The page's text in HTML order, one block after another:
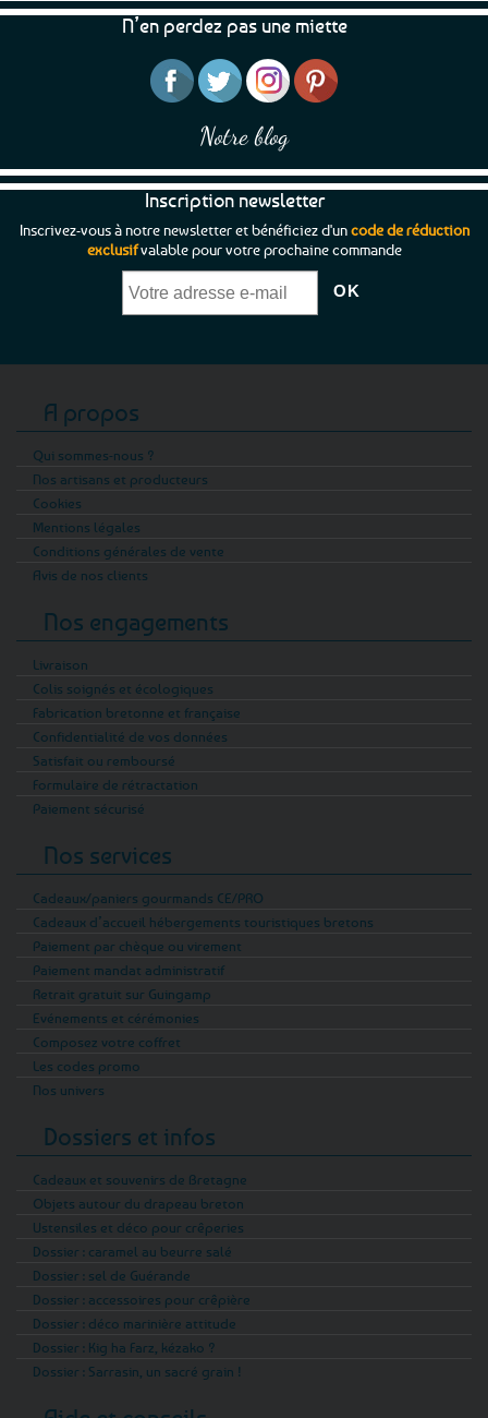
N’en perdez pas une miette
Notre blog
Inscription newsletter
Inscrivez-vous à notre newsletter et bénéficiez d'uncode de réduction
exclusifvalable pour votre prochaine commande
A propos
Qui sommes-nous ?
Nos artisans et producteurs
Cookies
Mentions légales
Conditions générales de vente
Avis de nos clients
Nos engagements
Livraison
Colis soignés et écologiques
Fabrication bretonne et française
Confidentialité de vos données
Satisfait ou remboursé
Formulaire de rétractation
Paiement sécurisé
Nos services
Cadeaux/paniers gourmands CE/PRO
Cadeaux d’accueil hébergements touristiques bretons
Paiement par chèque ou virement
Paiement mandat administratif
Retrait gratuit sur Guingamp
Evénements et cérémonies
Composez votre coffret
Les codes promo
Nos univers
Dossiers et infos
Cadeaux et souvenirs de Bretagne
Objets autour du drapeau breton
Ustensiles et déco pour crêperies
Dossier : caramel au beurre salé
Dossier : sel de Guérande
Dossier : accessoires pour crêpière
Dossier : déco marinière attitude
Dossier : Kig ha Farz, kézako ?
Dossier : Sarrasin, un sacré grain !